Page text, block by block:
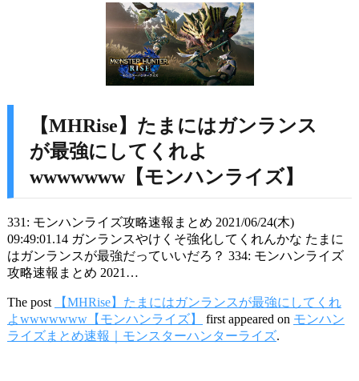
【MHRise】たまにはガンランス
が最強にしてくれよ
wwwwwww【モンハンライズ】
331: モンハンライズ攻略速報まとめ 2021/06/24(木)
09:49:01.14 ガンランスやけくそ強化してくれんかな たまに
はガンランスが最強だっていいだろ？ 334: モンハンライズ
攻略速報まとめ 2021…
The post
【MHRise】たまにはガンランスが最強にしてくれ
よwwwwwww【モンハンライズ】
first appeared on モンハン
ライズまとめ速報｜モンスターハンターライズ.